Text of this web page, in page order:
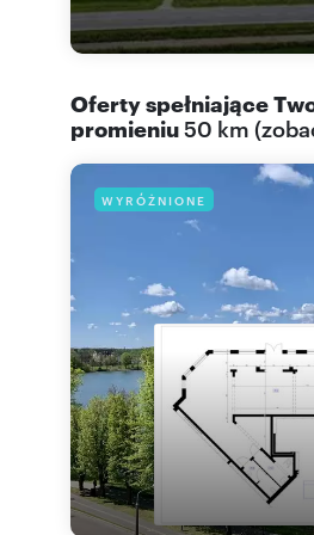
Oferty spełniające
promieniu50 km (
WYRÓŻNIONE